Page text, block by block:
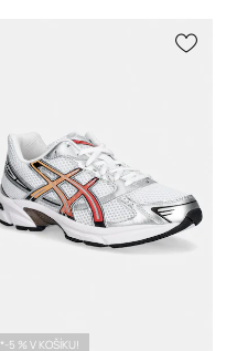
*-5 % V KOŠÍKU!